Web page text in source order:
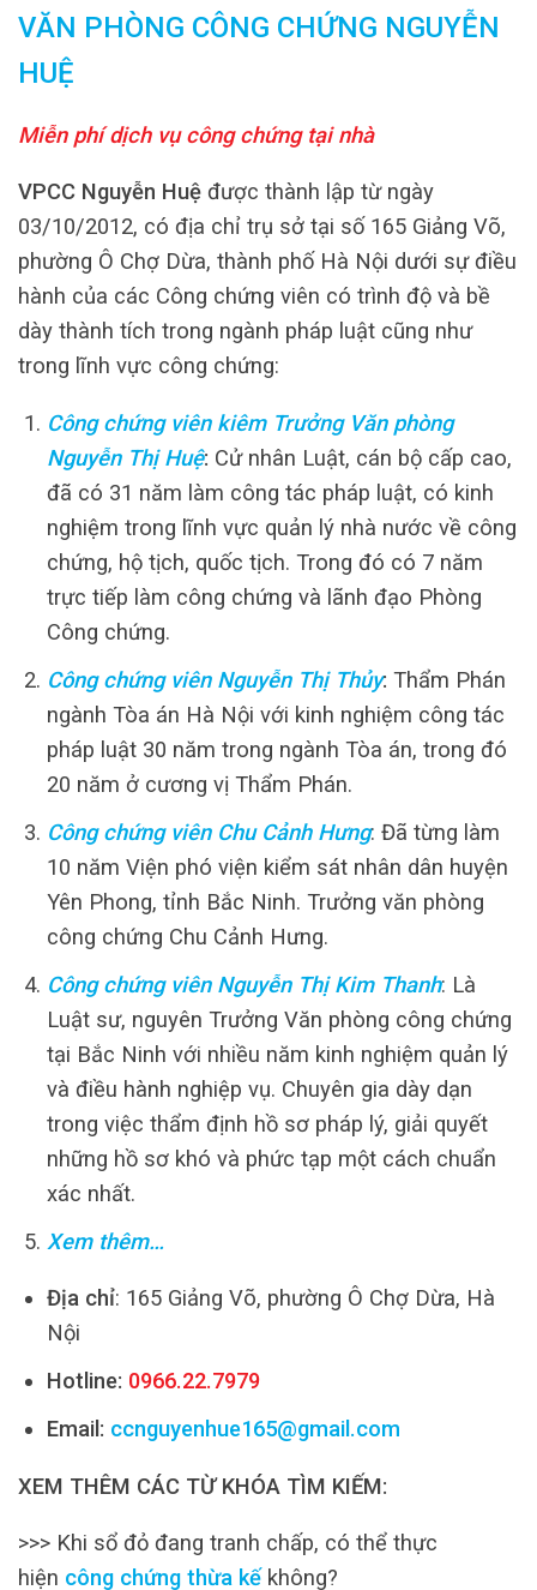
VĂN PHÒNG CÔNG CHỨNG NGUYỄN
HUỆ
Miễn phí dịch vụ công chứng tại nhà
VPCC Nguyễn Huệ được thành lập từ ngày
03/10/2012, có địa chỉ trụ sở tại số 165 Giảng Võ,
phường Ô Chợ Dừa, thành phố Hà Nội dưới sự điều
hành của các Công chứng viên có trình độ và bề
dày thành tích trong ngành pháp luật cũng như
trong lĩnh vực công chứng:
Công chứng viên kiêm Trưởng Văn phòng
Nguyễn Thị Huệ: Cử nhân Luật, cán bộ cấp cao,
đã có 31 năm làm công tác pháp luật, có kinh
nghiệm trong lĩnh vực quản lý nhà nước về công
chứng, hộ tịch, quốc tịch. Trong đó có 7 năm
trực tiếp làm công chứng và lãnh đạo Phòng
Công chứng.
Công chứng viên Nguyễn Thị Thủy: Thẩm Phán
ngành Tòa án Hà Nội với kinh nghiệm công tác
pháp luật 30 năm trong ngành Tòa án, trong đó
20 năm ở cương vị Thẩm Phán.
Công chứng viên Chu Cảnh Hưng: Đã từng làm
10 năm Viện phó viện kiểm sát nhân dân huyện
Yên Phong, tỉnh Bắc Ninh. Trưởng văn phòng
công chứng Chu Cảnh Hưng.
Công chứng viên Nguyễn Thị Kim Thanh: Là
Luật sư, nguyên Trưởng Văn phòng công chứng
tại Bắc Ninh với nhiều năm kinh nghiệm quản lý
và điều hành nghiệp vụ. Chuyên gia dày dạn
trong việc thẩm định hồ sơ pháp lý, giải quyết
những hồ sơ khó và phức tạp một cách chuẩn
xác nhất.
Xem thêm…
Địa chỉ: 165 Giảng Võ, phường Ô Chợ Dừa, Hà
Nội
Hotline: 0966.22.7979
Email: ccnguyenhue165@gmail.com
XEM THÊM CÁC TỪ KHÓA TÌM KIẾM:
>>> Khi sổ đỏ đang tranh chấp, có thể thực
hiện công chứng thừa kế không?